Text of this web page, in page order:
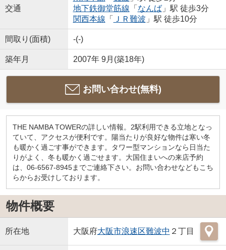
交通
地下鉄御堂筋線 「 なんば」駅 徒歩3分
関西本線 「 ＪＲ難波 」駅 徒歩10分
間取り(面積) -(-)
築年月 2007年 9月(築18年)
お問い合わせ(無料)
THE NAMBA TOWERの詳しい情報。2駅利用できる立地となっ
ていて、アクセスが便利です。陽当たりが良好な物件は寒い冬
も暖かく過ごす事ができます。タワー型マンションなら日当た
りがよく、冬も暖かく過ごせます。大国住まいへの来店予約
は、06-6567-8945までご連絡下さい。お問い合わせなどもこち
らからお受けしております。
物件概要
所在地 大阪府大阪市浪速区難波中 ２丁目